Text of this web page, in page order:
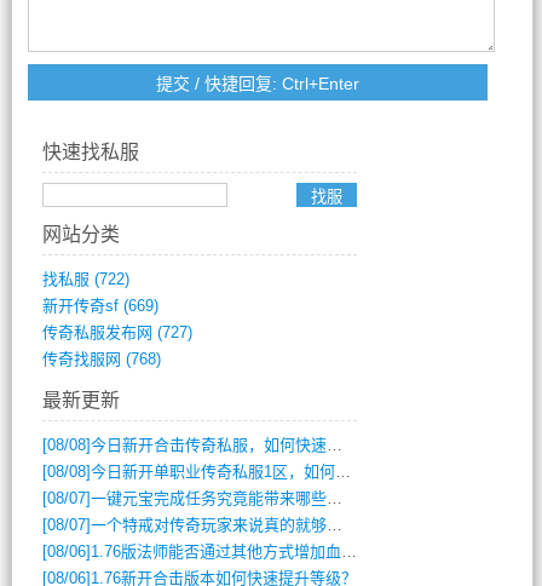
快速找私服
网站分类
找私服 (722)
新开传奇sf(669)
传奇私服发布网 (727)
传奇找服网 (768)
最新更新
[08/08]今日新开合击传奇私服，如何快速提升角色战力？
[08/08]今日新开单职业传奇私服1区，如何快速升级与获取顶级装备？
[08/07]一键元宝完成任务究竟能带来哪些超值优势？
[08/07]一个特戒对传奇玩家来说真的就够用了吗？
[08/06] 1.76版法师能否通过其他方式增加血量？
[08/06] 1.76新开合击版本如何快速提升等级？